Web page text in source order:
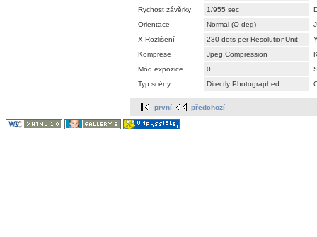
Rychost závěrky
1/955 sec
Orientace
Normal (O deg)
X Rozlišení
230 dots per ResolutionUnit
Komprese
Jpeg Compression
Mód expozice
0
Typ scény
Directly Photographed
první předchozí